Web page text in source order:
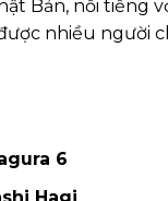
Bản, nổi tiếng
nhiều người
6
Hagi